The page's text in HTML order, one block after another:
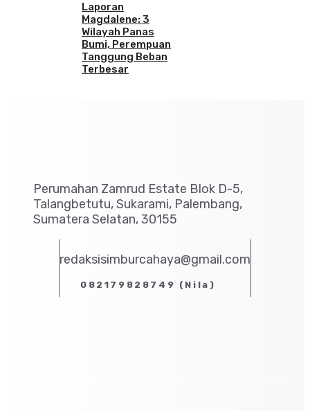
Laporan
Magdalene: 3
Wilayah Panas
Bumi, Perempuan
Tanggung Beban
Terbesar
Perumahan Zamrud Estate Blok D-5,
Talangbetutu, Sukarami, Palembang,
Sumatera Selatan, 30155
redaksisimburcahaya@gmail.com
082179828749 (Nila)